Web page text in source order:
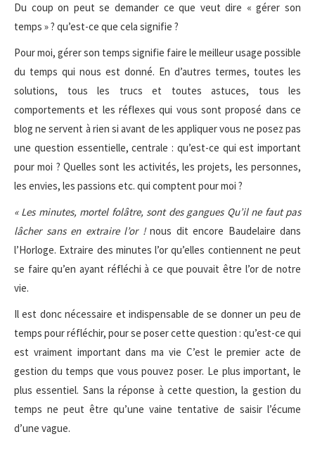
Du coup on peut se demander ce que veut dire « gérer son
temps » ? qu’est-ce que cela signifie ?
Pour moi, gérer son temps signifie faire le meilleur usage possible
du temps qui nous est donné. En d’autres termes, toutes les
solutions, tous les trucs et toutes astuces, tous les
comportements et les réflexes qui vous sont proposé dans ce
blog ne servent à rien si avant de les appliquer vous ne posez pas
une question essentielle, centrale : qu’est-ce qui est important
pour moi ? Quelles sont les activités, les projets, les personnes,
les envies, les passions etc. qui comptent pour moi ?
« Les minutes, mortel folâtre, sont des gangues Qu’il ne faut pas
lâcher sans en extraire l’or !nous dit encore Baudelaire dans
l’Horloge. Extraire des minutes l’or qu’elles contiennent ne peut
se faire qu’en ayant réfléchi à ce que pouvait être l’or de notre
vie.
Il est donc nécessaire et indispensable de se donner un peu de
temps pour réfléchir, pour se poser cette question : qu’est-ce qui
est vraiment important dans ma vie C’est le premier acte de
gestion du temps que vous pouvez poser. Le plus important, le
plus essentiel. Sans la réponse à cette question, la gestion du
temps ne peut être qu’une vaine tentative de saisir l’écume
d’une vague.